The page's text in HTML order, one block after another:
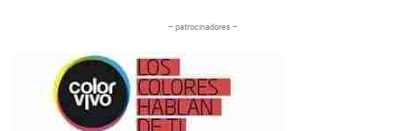
– patrocinadores –